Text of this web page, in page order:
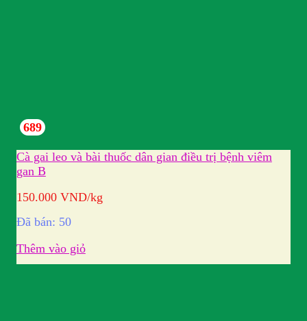
689
Cà gai leo và bài thuốc dân gian điều trị bệnh viêm
gan B
150.000 VND/kg
Đã bán: 50
Thêm vào giỏ